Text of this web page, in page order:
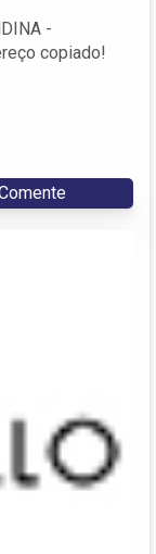
-
copiado!